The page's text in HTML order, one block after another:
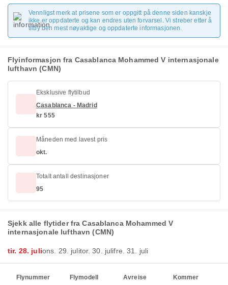
Vennligst merk at prisene som er oppgitt på denne siden kanskje
ikke er oppdaterte og kan endres uten forvarsel. Vi streber etter å
tilby den mest nøyaktige og oppdaterte informasjonen.
Flyinformasjon fra Casablanca Mohammed V internasjonale
lufthavn (CMN)
Eksklusive flytilbud
Casablanca - Madrid
kr 555
Måneden med lavest pris
okt.
Totalt antall destinasjoner
95
Sjekk alle flytider fra Casablanca Mohammed V
internasjonale lufthavn (CMN)
tir. 28. julions. 29. julitor. 30. julifre. 31. juli
Flynummer Flymodell Avreise Kommer